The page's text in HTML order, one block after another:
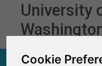
Cookie
University
UNIVERSITY OF